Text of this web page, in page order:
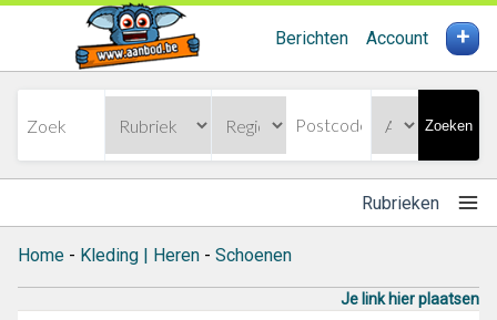
Berichten Account +
Zoeken
Rubrieken
Home - Kleding | Heren - Schoenen
Je link hier plaatsen